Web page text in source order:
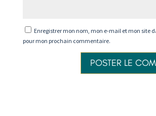
Enregistrer mon nom, mon e-mail et mon site
pour mon prochain commentaire.